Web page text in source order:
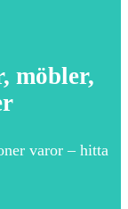
möbler,
varor – hitta